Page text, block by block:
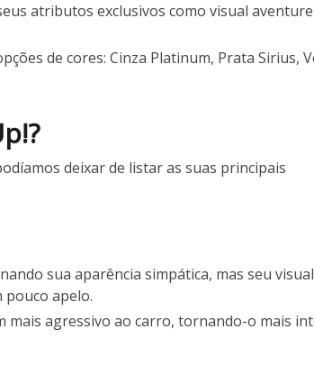
atributos exclusivos como visual
de cores: Cinza Platinum, Prata Sirius,
deixar de listar as suas principais
sua aparência simpática, mas seu
pouco apelo.
mais agressivo ao carro, tornando-o mais